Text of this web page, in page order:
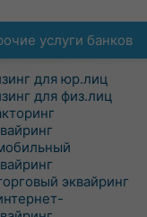
услуги банков
для юр.лиц
для физ.лиц
эквайринг